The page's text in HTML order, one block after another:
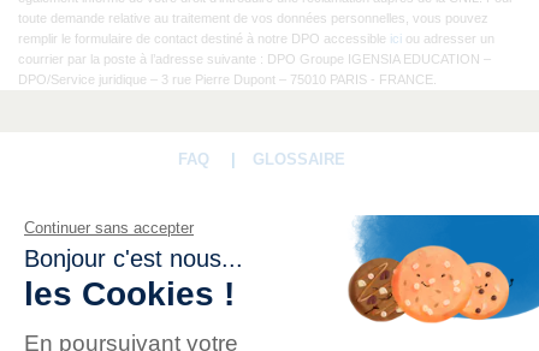
toute demande relative au traitement de vos données personnelles, vous pouvez
remplir le formulaire de contact destiné à notre DPO accessible ici ou adresser un
courrier par la poste à l’adresse suivante : DPO Groupe IGENSIA EDUCATION –
DPO/Service juridique – 3 rue Pierre Dupont – 75010 PARIS - FRANCE.
FAQ GLOSSAIRE
NOUS SUIVRE